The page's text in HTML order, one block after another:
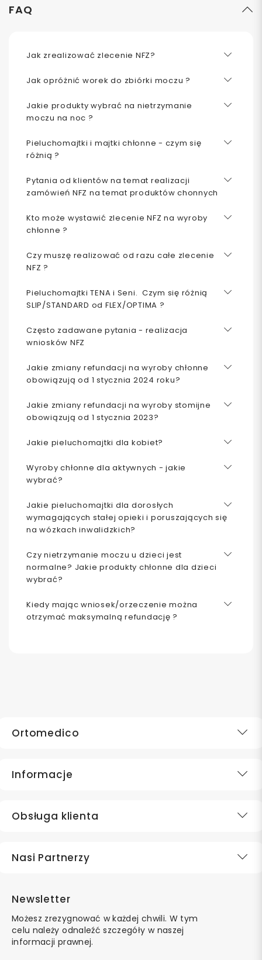
FAQ
Jak zrealizować zlecenie NFZ?
Jak opróżnić worek do zbiórki moczu ?
Jakie produkty wybrać na nietrzymanie
moczu na noc ?
Pieluchomajtki i majtki chłonne - czym się
różnią ?
Pytania od klientów na temat realizacji
zamówień NFZ na temat produktów chonnych
Kto może wystawić zlecenie NFZ na wyroby
chłonne ?
Czy muszę realizować od razu całe zlecenie
NFZ ?
Pieluchomajtki TENA i Seni. Czym się różnią
SLIP/STANDARD od FLEX/OPTIMA ?
Często zadawane pytania - realizacja
wniosków NFZ
Jakie zmiany refundacji na wyroby chłonne
obowiązują od 1 stycznia 2024 roku?
Jakie zmiany refundacji na wyroby stomijne
obowiązują od 1 stycznia 2023?
Jakie pieluchomajtki dla kobiet?
Wyroby chłonne dla aktywnych - jakie
wybrać?
Jakie pieluchomajtki dla dorosłych
wymagających stałej opieki i poruszających się
na wózkach inwalidzkich?
Czy nietrzymanie moczu u dzieci jest
normalne? Jakie produkty chłonne dla dzieci
wybrać?
Kiedy mając wniosek/orzeczenie można
otrzymać maksymalną refundację ?
Ortomedico
Informacje
Obsługa klienta
Nasi Partnerzy
Newsletter
Możesz zrezygnować w każdej chwili. W tym
celu należy odnaleźć szczegóły w naszej
informacji prawnej.